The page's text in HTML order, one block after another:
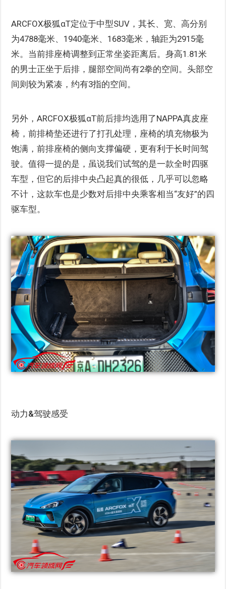
ARCFOX极狐αT定位于中型SUV，其长、宽、高分别
为4788毫米、1940毫米、1683毫米，轴距为2915毫
米。当前排座椅调整到正常坐姿距离后。身高1.81米
的男士正坐于后排，腿部空间尚有2拳的空间。头部空
间则较为紧凑，约有3指的空间。
另外，ARCFOX极狐αT前后排均选用了NAPPA真皮座
椅，前排椅垫还进行了打孔处理，座椅的填充物极为
饱满，前排座椅的侧向支撑偏硬，更有利于长时间驾
驶。值得一提的是，虽说我们试驾的是一款全时四驱
车型，但它的后排中央凸起真的很低，几乎可以忽略
不计，这款车也是少数对后排中央乘客相当“友好”的四
驱车型。
动力&驾驶感受